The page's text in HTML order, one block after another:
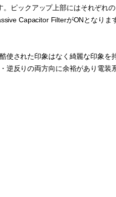
ピックアップ上部にはそれぞれ
Capacitor FilterがONとなり
使された印象はなく綺麗な印象
逆反りの両方向に余裕があり電装